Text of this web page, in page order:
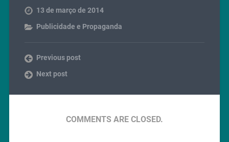
13 de março de 2014
Publicidade e Propaganda
Previous post
Next post
COMMENTS ARE CLOSED.